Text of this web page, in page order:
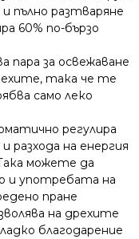
пълно разтваряне
60% по-бързо
пара за освежаване
така че те
само леко
регулира
на енергия
можете да
и употребата на
пране
на дрехите
благодарение